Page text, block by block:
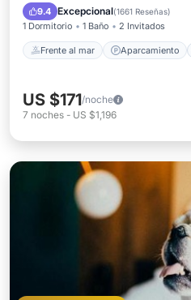
9.4 Excepcional(1661 Reseñas)
1 Dormitorio 1 Baño 2 Invitados
Frente al mar Aparcamiento
Vista al mar
Vistas
US $171/noche
7 noches - US $1,196